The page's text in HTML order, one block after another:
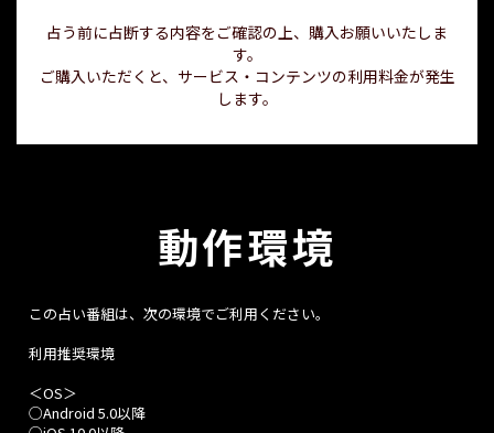
占う前に占断する内容をご確認の上、購入お願いいたしま
す。
ご購入いただくと、サービス・コンテンツの利用料金が発生
します。
動作環境
この占い番組は、次の環境でご利用ください。
利用推奨環境
＜OS＞
○Android 5.0以降